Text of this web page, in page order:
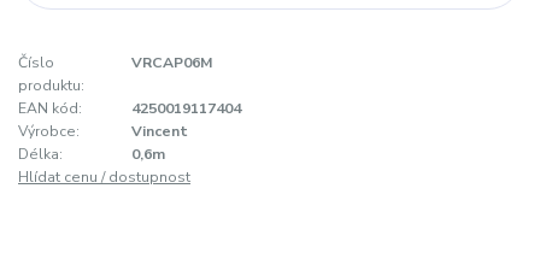
Číslo
produktu:
VRCAP06M
EAN kód:
4250019117404
Výrobce:
Vincent
Délka:
0,6m
Hlídat cenu / dostupnost